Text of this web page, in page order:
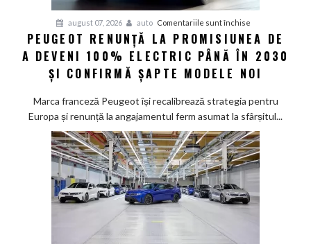
august 07, 2026 auto Comentariile sunt închise
Peugeot
renunță
la
de
a
100%
electric
până
2030
PEUGEOT RENUNȚĂ LA PROMISIUNEA DE
A DEVENI 100% ELECTRIC PÂNĂ ÎN 2030
ȘI CONFIRMĂ ȘAPTE MODELE NOI
Marca franceză Peugeot își recalibrează strategia pentru
Europa și renunță la angajamentul ferm asumat la sfârșitul...